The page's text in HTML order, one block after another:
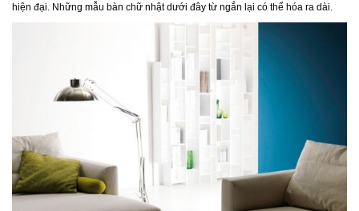
hiện đại. Những mẫu bàn chữ nhật dưới đây từ ngắn lại có thể hóa ra dài.